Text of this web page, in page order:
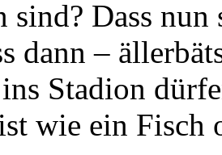
sind? Dass
dann –
Stadion
wie ein Fisch